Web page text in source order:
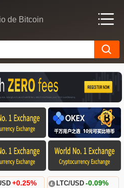
de Bitcoin
+0.25% LTC/USD -0.09%